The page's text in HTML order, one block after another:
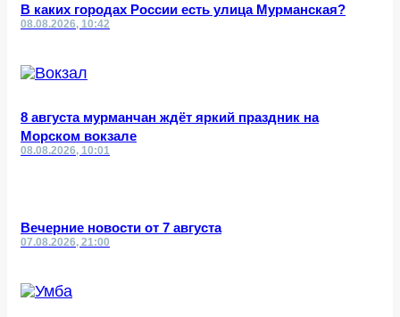
В каких городах России есть улица Мурманская?
08.08.2026, 10:42
8 августа мурманчан ждёт яркий праздник на
Морском вокзале
08.08.2026, 10:01
Вечерние новости от 7 августа
07.08.2026, 21:00